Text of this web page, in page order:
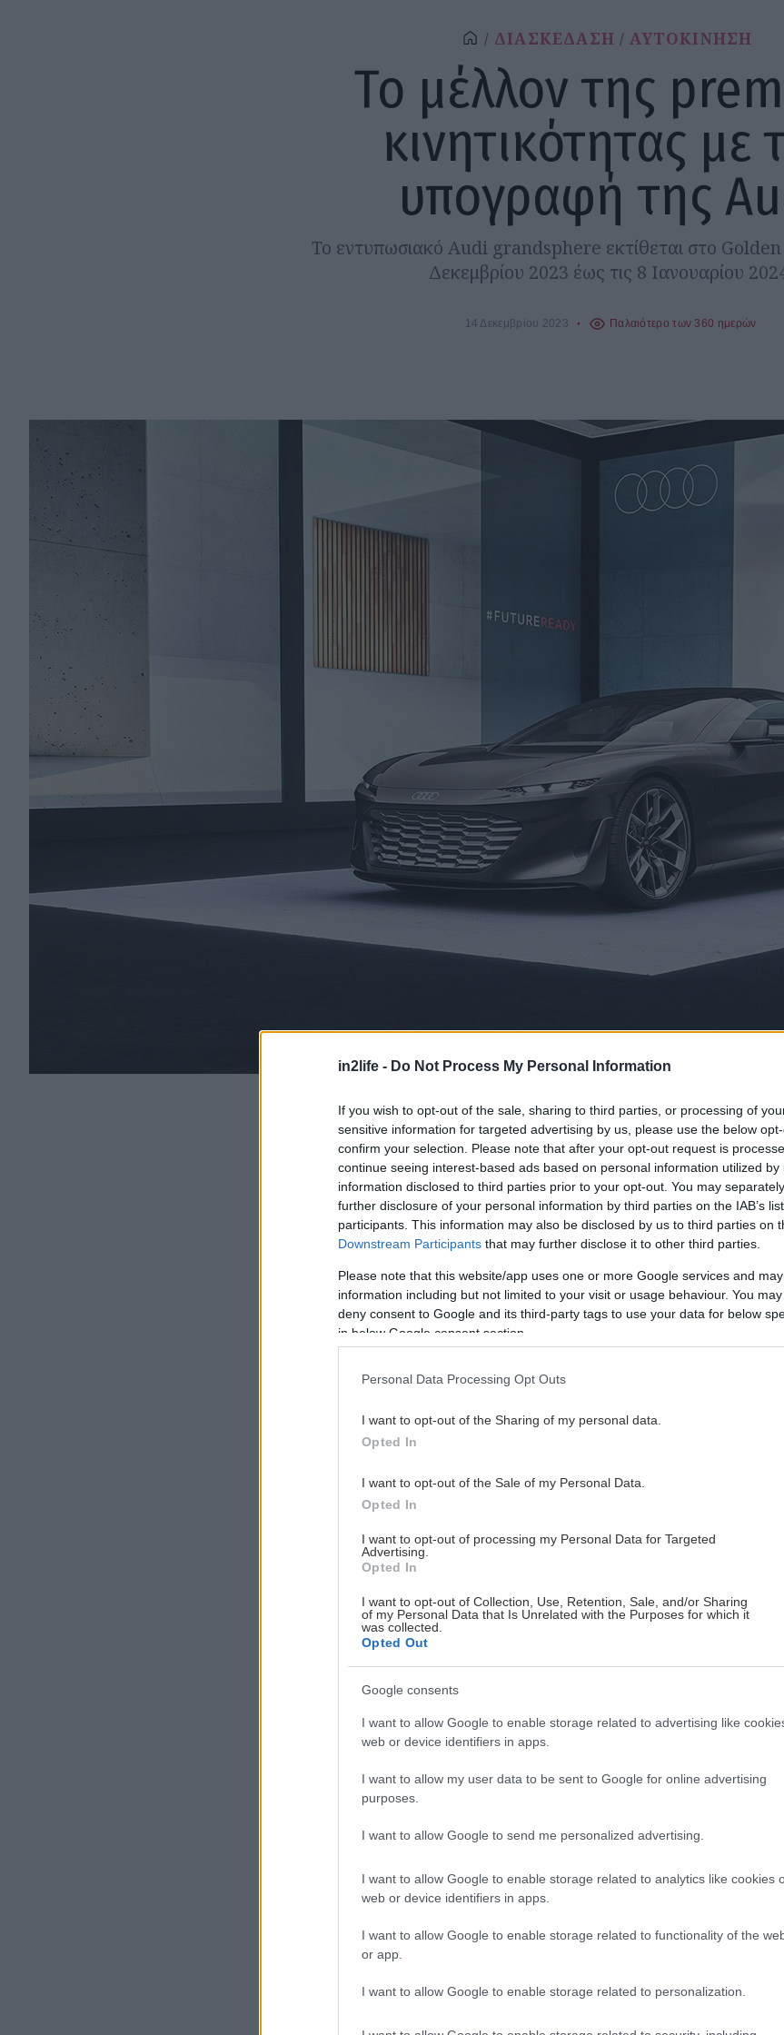
in2life - Do Not Process My Personal Information
If you wish to opt-out of the sale, sharing to third parties, or processing of
sensitive information for targeted advertising by us, please use the below
confirm your selection. Please note that after your opt-out request is
continue seeing interest-based ads based on personal information utilized by
information disclosed to third parties prior to your opt-out. You may
further disclosure of your personal information by third parties on the IAB’s
participants. This information may also be disclosed by us to third parties on
Downstream Participants that may further disclose it to other third parties.
Please note that this website/app uses one or more Google services and
information including but not limited to your visit or usage behaviour. You
deny consent to Google and its third-party tags to use your data for below
in below Google consent section.
Personal Data Processing Opt Outs
I want to opt-out of the Sharing of my personal data.
Opted In
I want to opt-out of the Sale of my Personal Data.
Opted In
I want to opt-out of processing my Personal Data for Targeted
Advertising.
Opted In
I want to opt-out of Collection, Use, Retention, Sale, and/or Sharing
of my Personal Data that Is Unrelated with the Purposes for which it
was collected.
Opted Out
Google consents
I want to allow Google to enable storage related to advertising like
web or device identifiers in apps.
I want to allow my user data to be sent to Google for online advertising
purposes.
I want to allow Google to send me personalized advertising.
I want to allow Google to enable storage related to analytics like cookies
web or device identifiers in apps.
I want to allow Google to enable storage related to functionality of the
or app.
I want to allow Google to enable storage related to personalization.
ΔΙΑΣΚΕΔΑΣΗ ΑΥΤΟΚΙΝΗΣΗ
Το μέλλον της
κινητικότητας με
υπογραφή της
Το εντυπωσιακό Audi grandsphere εκτίθεται στο
Δεκεμβρίου 2023 έως τις 8 Ιανουαρίου
14 Δεκεμβρίου 2023 Παλαιότερο των 360 ημερών
T
o πρωτότυπο Audi grandsphere παρουσιάζει
στο μέλλον για την premium κινητικότητα.
Η Audi είναι μια εταιρεία που διαρκώς
προσεγγίζει με μια διαφορετική ματιά, έχοντας πάθος και ιδέες
First Class ταξίδι στο μέλλον
Το grandsphere είναι ένα πολυτελές πρωτότυπο με ηλεκτρικό
στην τριλογία των “sphere” concept cars της μάρκας για το
αυτοκίνησης.